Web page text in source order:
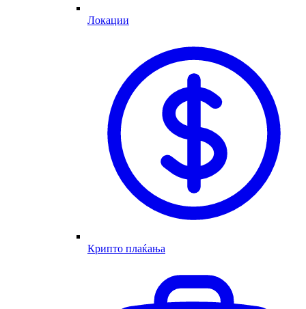
Локации
Крипто плаќања